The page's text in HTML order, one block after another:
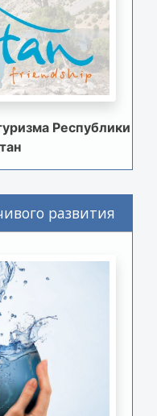
Республики
развития